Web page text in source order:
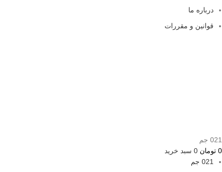
درباره ما
قوانین و مقررات
021 جم
0 تومان 0 سبد خرید
021 جم